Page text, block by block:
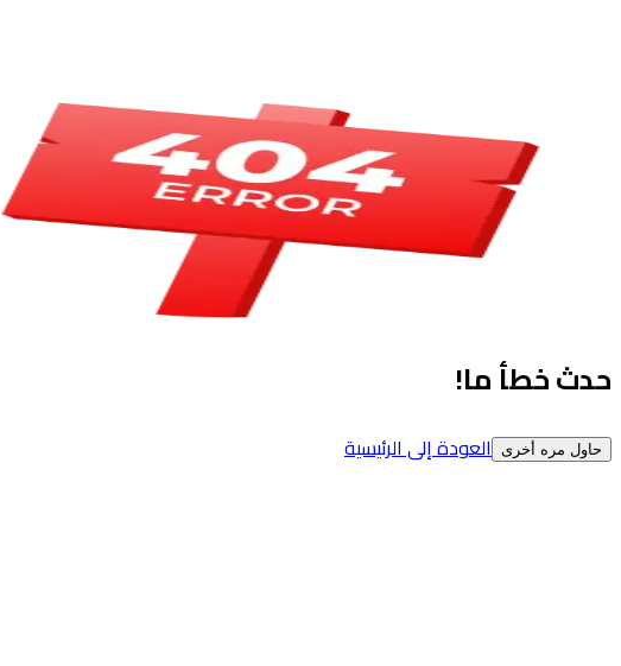
حدث خطأ ما!
حاول مره أخرى العودة إلى الرئيسية